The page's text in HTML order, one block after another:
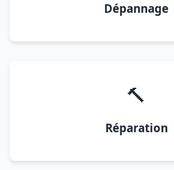
Dépannage
🔨
Réparation